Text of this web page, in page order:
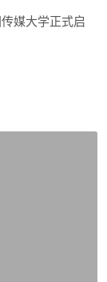
媒大学正式启